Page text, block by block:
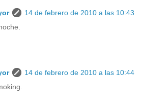
14 de febrero de 2010 a las 10:43
14 de febrero de 2010 a las 10:44